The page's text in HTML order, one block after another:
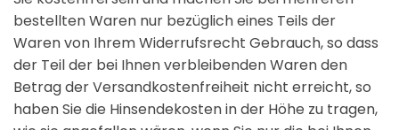
bestellten Waren nur bezüglich eines Teils der
Waren von Ihrem Widerrufsrecht Gebrauch, so dass
der Teil der bei Ihnen verbleibenden Waren den
Betrag der Versandkostenfreiheit nicht erreicht, so
haben Sie die Hinsendekosten in der Höhe zu tragen,